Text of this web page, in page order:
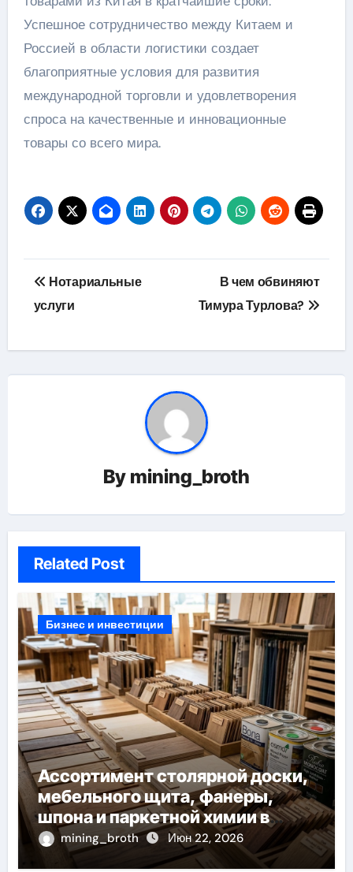
Успешное сотрудничество между Китаем и
Россией в области логистики создает
благоприятные условия для развития
международной торговли и удовлетворения
спроса на качественные и инновационные
товары со всего мира.
Навигация
по
Нотариальные
услуги
В чем обвиняют
Тимура Турлова?
By mining_broth
Related Post
Бизнес и инвестиции
Ассортимент столярной доски,
мебельного щита, фанеры,
шпона и паркетной химии в
каталоге
mining_broth Июн 22, 2026